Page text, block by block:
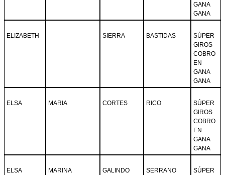
GANA
GANA
ELIZABETH SIERRA BASTIDAS
SÚPER
GIROS
COBRO
EN
GANA
GANA
ELSA MARIA CORTES RICO
SÚPER
GIROS
COBRO
EN
GANA
GANA
ELSA MARINA GALINDO SERRANO
SÚPER